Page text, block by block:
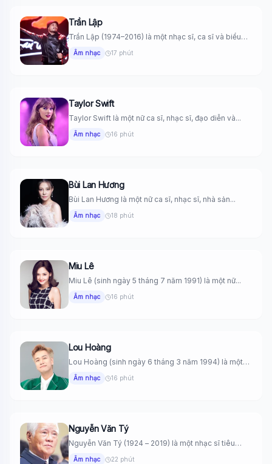
Trần Lập
Trần Lập (1974–2016) là một nhạc sĩ, ca sĩ và biểu
tượng...
Âm nhạc 17 phút
Taylor Swift
Taylor Swift là một nữ ca sĩ, nhạc sĩ, đạo diễn và...
Âm nhạc 16 phút
Bùi Lan Hương
Bùi Lan Hương là một nữ ca sĩ, nhạc sĩ, nhà sản...
Âm nhạc 18 phút
Miu Lê
Miu Lê (sinh ngày 5 tháng 7 năm 1991) là một nữ...
Âm nhạc 16 phút
Lou Hoàng
Lou Hoàng (sinh ngày 6 tháng 3 năm 1994) là một
nam...
Âm nhạc 16 phút
Nguyễn Văn Tý
Nguyễn Văn Tý (1924 – 2019) là một nhạc sĩ tiêu
biểu,...
Âm nhạc 22 phút